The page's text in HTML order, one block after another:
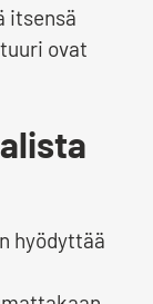
itsensä
ovat
hyödyttää